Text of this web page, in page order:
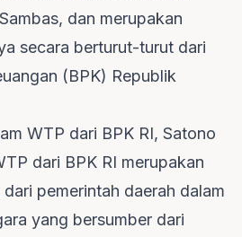
dan merupakan
secara berturut-turut dari
(BPK) Republik
WTP dari BPK RI, Satono
dari BPK RI merupakan
pemerintah daerah dalam
yang bersumber dari